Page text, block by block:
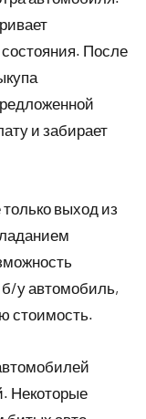
После
и забирает
выход из
у автомобиль,
стоимость.
Некоторые